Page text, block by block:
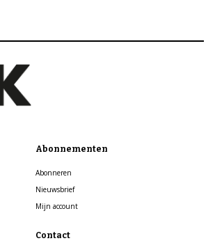
Abonnementen
Abonneren
Nieuwsbrief
Mijn account
Contact